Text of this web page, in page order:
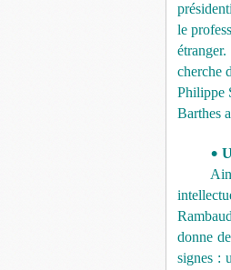
le
cherche
Philippe
Barthes
•
donne
signes :